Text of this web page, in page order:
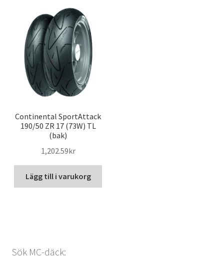
Continental SportAttack
190/50 ZR 17 (73W) TL
(bak)
1,202.59kr
Lägg till i varukorg
Sök MC-däck: